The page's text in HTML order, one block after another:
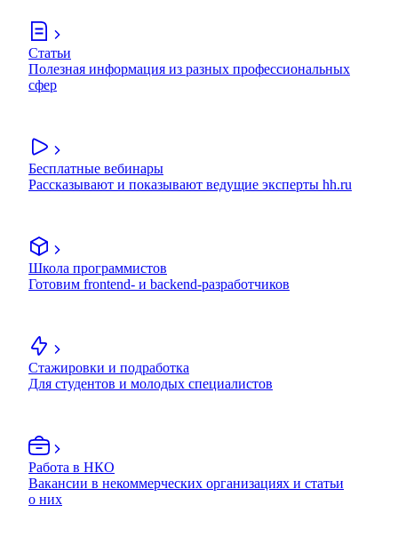
Статьи
Полезная информация из разных профессиональных
сфер
Бесплатные вебинары
Рассказывают и показывают ведущие эксперты hh.ru
Школа программистов
Готовим frontend- и backend-разработчиков
Стажировки и подработка
Для студентов и молодых специалистов
Работа в НКО
Вакансии в некоммерческих организациях и статьи
о них